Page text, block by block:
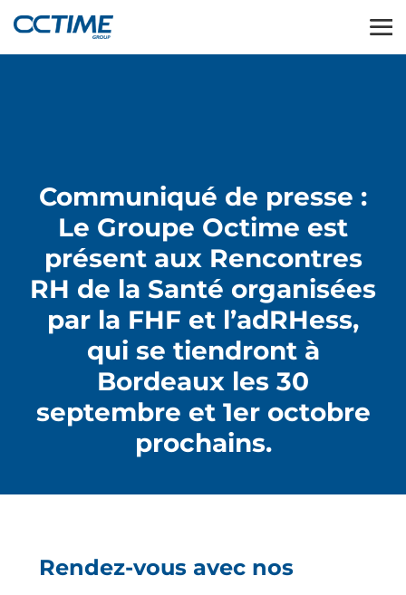
Communiqué de presse :
Le Groupe Octime est
présent aux Rencontres
RH de la Santé organisées
par la FHF et l’adRHess,
qui se tiendront à
Bordeaux les 30
septembre et 1er octobre
prochains.
Rendez-vous avec nos